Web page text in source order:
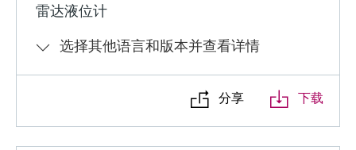
雷达液位计
选择其他语言和版本并查看详情
分享 下载